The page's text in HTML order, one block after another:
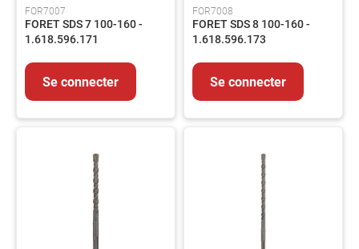
À
propos
Contact
FOR7007
FORET SDS 7 100-160 -
1.618.596.171
Se connecter
FOR7008
FORET SDS 8 100-160 -
1.618.596.173
Se connecter